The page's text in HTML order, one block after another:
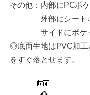
その他：内部にPCポケ
外部にシートポ
サイドにポケッ
◎底面生地はPVC加工
をすぐ落とせます。